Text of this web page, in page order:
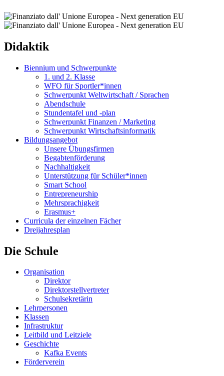
Didaktik
Biennium und Schwerpunkte
1. und 2. Klasse
WFO für Sportler*innen
Schwerpunkt Weltwirtschaft / Sprachen
Abendschule
Stundentafel und -plan
Schwerpunkt Finanzen / Marketing
Schwerpunkt Wirtschaftsinformatik
Bildungsangebot
Unsere Übungsfirmen
Begabtenförderung
Nachhaltigkeit
Unterstützung für Schüler*innen
Smart School
Entrepreneurship
Mehrsprachigkeit
Erasmus+
Curricula der einzelnen Fächer
Dreijahresplan
Die Schule
Organisation
Direktor
Direktorstellvertreter
Schulsekretärin
Lehrpersonen
Klassen
Infrastruktur
Leitbild und Leitziele
Geschichte
Kafka Events
Förderverein